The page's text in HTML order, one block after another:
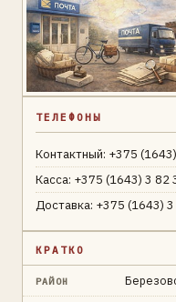
ТЕЛЕФОНЫ
Контактный: +375
Касса: +375 (1643) 3 82
Доставка: +375 (1643)
КРАТКО
РАЙОН